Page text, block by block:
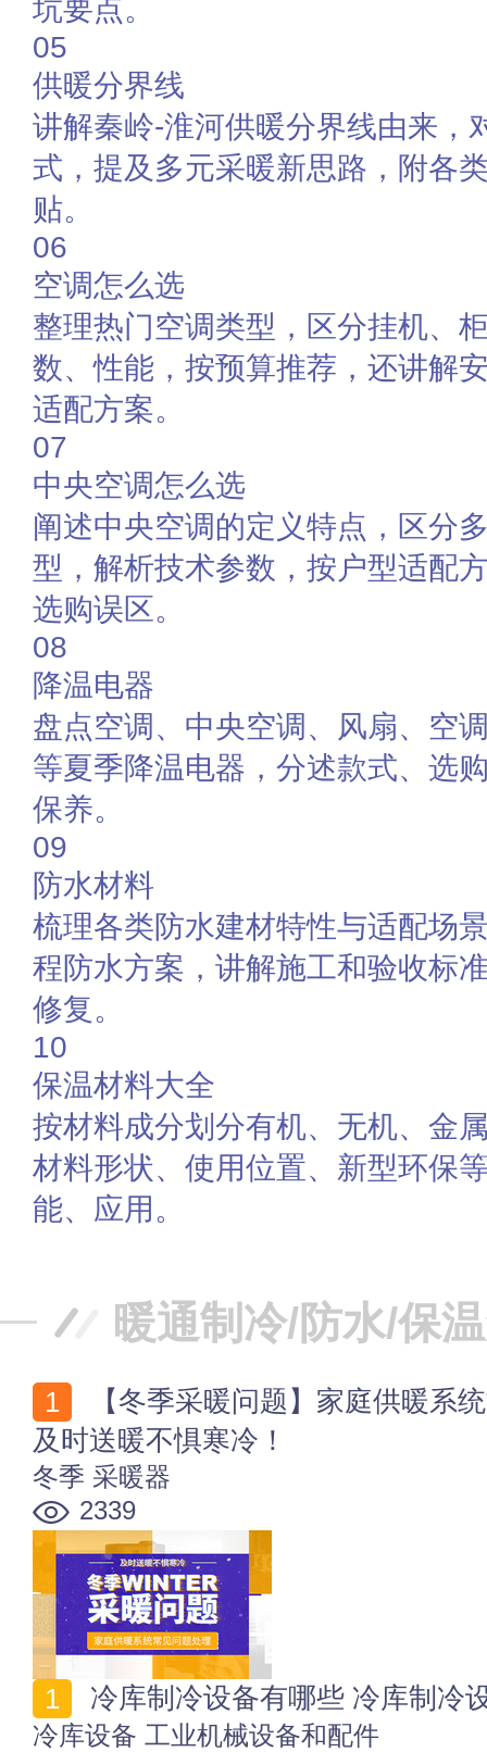
坑要点。
05
供暖分界线
讲解秦岭-淮河供暖分界线由来，
式，提及多元采暖新思路，附各
贴。
06
空调怎么选
整理热门空调类型，区分挂机、
数、性能，按预算推荐，还讲解
适配方案。
07
中央空调怎么选
阐述中央空调的定义特点，区分
型，解析技术参数，按户型适配
选购误区。
08
降温电器
盘点空调、中央空调、风扇、空
等夏季降温电器，分述款式、选
保养。
09
防水材料
梳理各类防水建材特性与适配场
程防水方案，讲解施工和验收标
修复。
10
保温材料大全
按材料成分划分有机、无机、金
材料形状、使用位置、新型环保
能、应用。
暖通制冷/防水/保
及时送暖不惧寒冷！
冬季 采暖器
2339
冷库制冷设备有哪些 冷库制冷
冷库设备 工业机械设备和配件